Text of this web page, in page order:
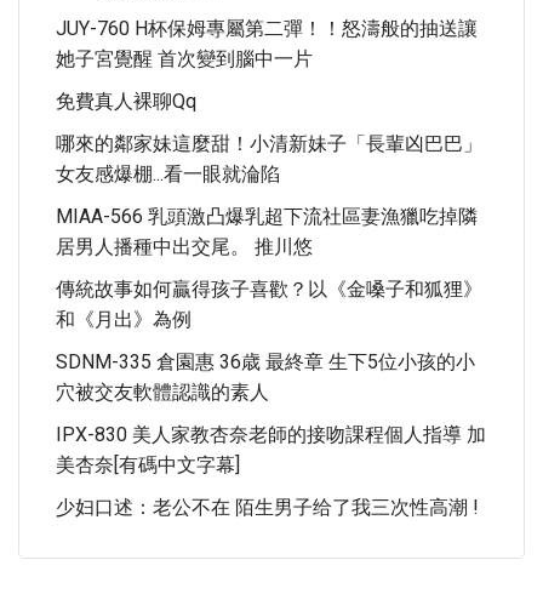
JUY-760 H杯保姆專屬第二彈！！怒濤般的抽送讓
她子宮覺醒 首次變到腦中一片
免費真人裸聊qq
哪來的鄰家妹這麼甜！小清新妹子「長輩凶巴巴」
女友感爆棚...看一眼就淪陷
MIAA-566 乳頭激凸爆乳超下流社區妻漁獵吃掉隣
居男人播種中出交尾。 推川悠
傳統故事如何贏得孩子喜歡？以《金嗓子和狐狸》
和《月出》為例
SDNM-335 倉園惠 36歳 最終章 生下5位小孩的小
穴被交友軟體認識的素人
IPX-830 美人家教杏奈老師的接吻課程個人指導 加
美杏奈[有碼中文字幕]
少妇口述：老公不在 陌生男子给了我三次性高潮 !